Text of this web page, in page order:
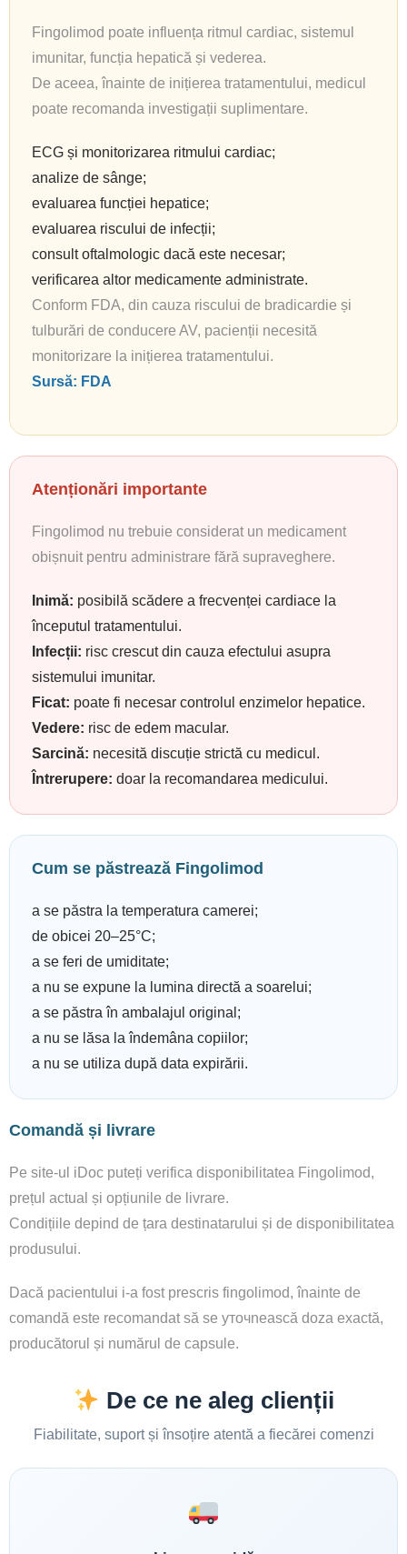
Fingolimod poate influența ritmul cardiac, sistemul
imunitar, funcția hepatică și vederea.
De aceea, înainte de inițierea tratamentului, medicul
poate recomanda investigații suplimentare.
ECG și monitorizarea ritmului cardiac;
analize de sânge;
evaluarea funcției hepatice;
evaluarea riscului de infecții;
consult oftalmologic dacă este necesar;
verificarea altor medicamente administrate.
Conform FDA, din cauza riscului de bradicardie și
tulburări de conducere AV, pacienții necesită
monitorizare la inițierea tratamentului.
Sursă: FDA
Atenționări importante
Fingolimod nu trebuie considerat un medicament
obișnuit pentru administrare fără supraveghere.
Inimă: posibilă scădere a frecvenței cardiace la
începutul tratamentului.
Infecții: risc crescut din cauza efectului asupra
sistemului imunitar.
Ficat: poate fi necesar controlul enzimelor hepatice.
Vedere: risc de edem macular.
Sarcină: necesită discuție strictă cu medicul.
Întrerupere: doar la recomandarea medicului.
Cum se păstrează Fingolimod
a se păstra la temperatura camerei;
de obicei 20–25°C;
a se feri de umiditate;
a nu se expune la lumina directă a soarelui;
a se păstra în ambalajul original;
a nu se lăsa la îndemâna copiilor;
a nu se utiliza după data expirării.
Comandă și livrare
Pe site-ul iDoc puteți verifica disponibilitatea Fingolimod,
prețul actual și opțiunile de livrare.
Condițiile depind de țara destinatarului și de disponibilitatea
produsului.
Dacă pacientului i-a fost prescris fingolimod, înainte de
comandă este recomandat să se уточnească doza exactă,
producătorul și numărul de capsule.
De ce ne aleg clienții
Fiabilitate, suport și însoțire atentă a fiecărei comenzi